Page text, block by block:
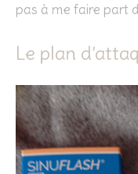
pas à me faire part
Le plan